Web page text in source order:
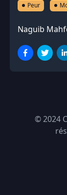
Peur
Naguib
© 2024